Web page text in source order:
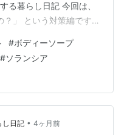
る暮らし日記 今回は、
」 という対策編です。
順番にご紹介します。
潔を保つ（菌を増やさな
減らす 4.まとめ｜一人
える まず大切なのが、
です…
#ボディーソープ
#ソランシア
し日記 • 4ヶ月前